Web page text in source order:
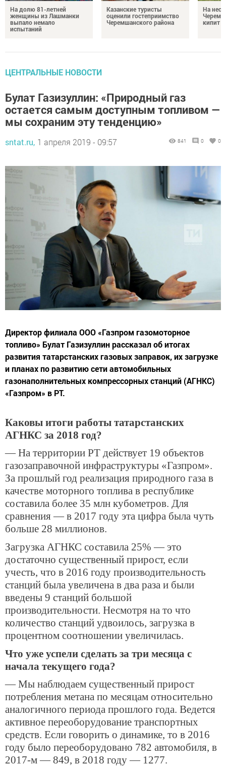
На долю 81-летней
женщины из Лашманки
выпало немало
испытаний
Казанские туристы
оценили гостеприимство
Черемшанского района
На
кипит
ЦЕНТРАЛЬНЫЕ НОВОСТИ
Булат Газизуллин: «Природный газ
остается самым доступным топливом —
мы сохраним эту тенденцию»
sntat.ru, 1 апреля 2019 - 09:57 841 0 0
Директор филиала ООО «Газпром газомоторное
топливо» Булат Газизуллин рассказал об итогах
развития татарстанских газовых заправок, их загрузке
и планах по развитию сети автомобильных
газонаполнительных компрессорных станций (АГНКС)
«Газпром» в РТ.
Каковы итоги работы татарстанских
АГНКС за 2018 год?
— На территории РТ действует 19 объектов
газозаправочной инфраструктуры «Газпром».
За прошлый год реализация природного газа в
качестве моторного топлива в республике
составила более 35 млн кубометров. Для
сравнения — в 2017 году эта цифра была чуть
больше 28 миллионов.
Загрузка АГНКС составила 25% — это
достаточно существенный прирост, если
учесть, что в 2016 году производительность
станций была увеличена в два раза и были
введены 9 станций большой
производительности. Несмотря на то что
количество станций удвоилось, загрузка в
процентном соотношении увеличилась.
Что уже успели сделать за три месяца с
начала текущего года?
— Мы наблюдаем существенный прирост
потребления метана по месяцам относительно
аналогичного периода прошлого года. Ведется
активное переоборудование транспортных
средств. Если говорить о динамике, то в 2016
году было переоборудовано 782 автомобиля, в
2017-м — 849, в 2018 году — 1277.